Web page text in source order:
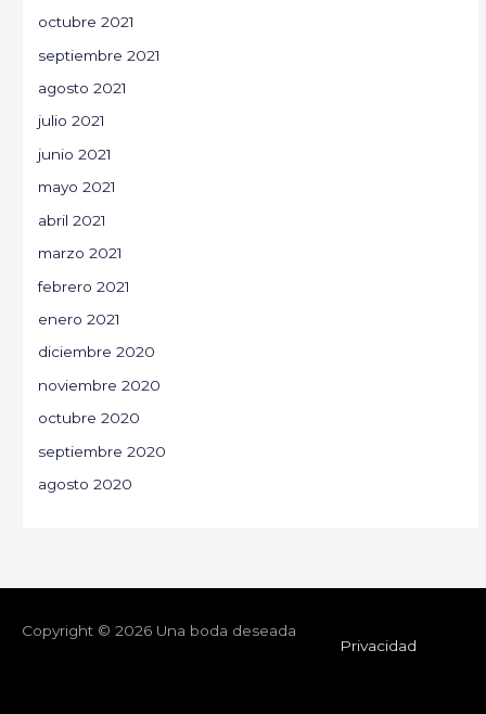
octubre 2021
septiembre 2021
agosto 2021
julio 2021
junio 2021
mayo 2021
abril 2021
marzo 2021
febrero 2021
enero 2021
diciembre 2020
noviembre 2020
octubre 2020
septiembre 2020
agosto 2020
Copyright © 2026 Una boda deseada
Privacidad